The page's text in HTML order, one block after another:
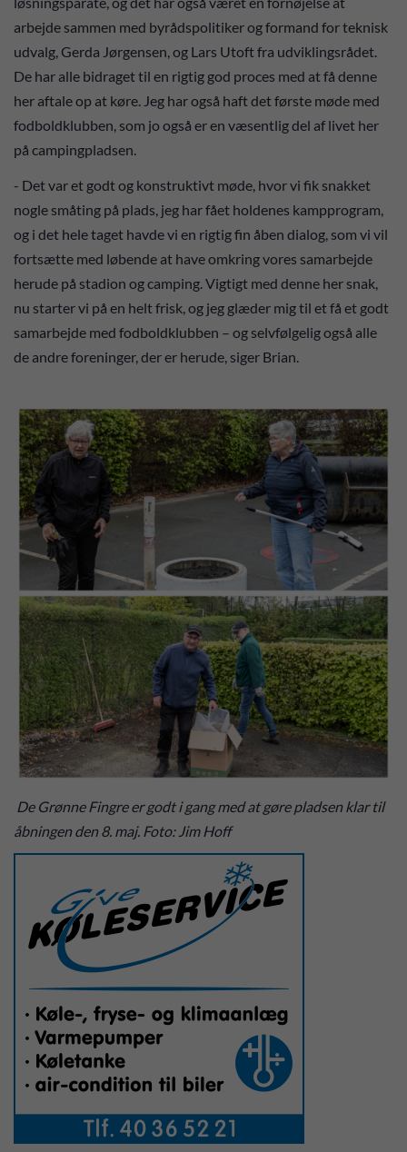
arbejde sammen med byrådspolitiker og formand for teknisk
udvalg, Gerda Jørgensen, og Lars Utoft fra udviklingsrådet.
De har alle bidraget til en rigtig god proces med at få denne
her aftale op at køre. Jeg har også haft det første møde med
fodboldklubben, som jo også er en væsentlig del af livet her
på campingpladsen.
- Det var et godt og konstruktivt møde, hvor vi fik snakket
nogle småting på plads, jeg har fået holdenes kampprogram,
og i det hele taget havde vi en rigtig fin åben dialog, som vi vil
fortsætte med løbende at have omkring vores samarbejde
herude på stadion og camping. Vigtigt med denne her snak,
nu starter vi på en helt frisk, og jeg glæder mig til et få et godt
samarbejde med fodboldklubben – og selvfølgelig også alle
de andre foreninger, der er herude, siger Brian.
De Grønne Fingre er godt i gang med at gøre pladsen klar til
åbningen den 8. maj. Foto: Jim Hoff